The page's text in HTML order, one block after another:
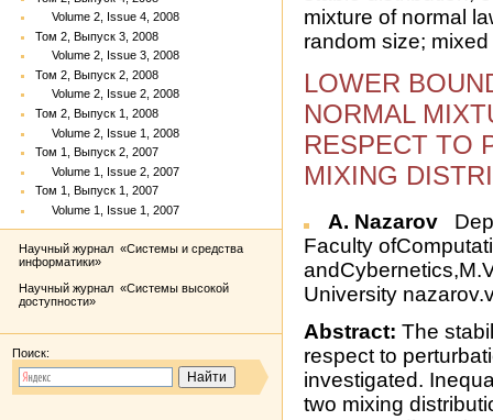
Volume 2, Issue 4, 2008
Том 2, Выпуск 3, 2008
Volume 2, Issue 3, 2008
Том 2, Выпуск 2, 2008
Volume 2, Issue 2, 2008
Том 2, Выпуск 1, 2008
Volume 2, Issue 1, 2008
Том 1, Выпуск 2, 2007
Volume 1, Issue 2, 2007
Том 1, Выпуск 1, 2007
Volume 1, Issue 1, 2007
Научный журнал «Системы и средства
информатики»
Научный журнал «Системы высокой
доступности»
Поиск:
mixture of normal
random size;
LOWER
NORMAL
RESPECT TO
MIXING
A. Nazarov
Faculty
University
Abstract: The
respect to
investigated.
two mixing